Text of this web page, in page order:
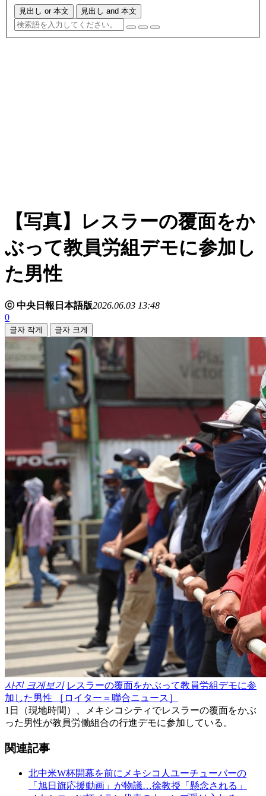
見出し or 本文 見出し and 本文
【写真】レスラーの覆面をか
ぶって教員労組デモに参加し
た男性
ⓒ 中央日報日本語版2026.06.03 13:48
0
글자 작게 글자 크게
사진 크게보기 レスラーの覆面をかぶって教員労組デモに参
加した男性 ［ロイター＝聯合ニュース］
1日（現地時間）、メキシコシティでレスラーの覆面をかぶ
った男性が教員労働組合の行進デモに参加している。
関連記事
北中米W杯開幕を前にメキシコ人ユーチューバーの
「旭日旗応援動画」が物議…徐教授「懸念される」